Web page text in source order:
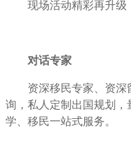
现场活动精彩再升级
对话专家
资深移民专家、资
询，私人定制出国规划，
学、移民一站式服务。